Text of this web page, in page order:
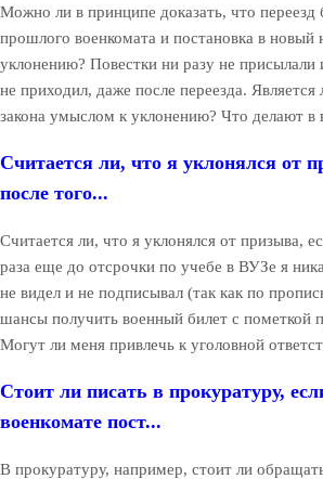
Можно ли в принципе доказать, что переезд
прошлого военкомата и постановка в новый
уклонению? Повестки ни разу не присылали
не приходил, даже после переезда. Является
закона умыслом к уклонению? Что делают в
Считается ли, что я уклонялся от
после того...
Считается ли, что я уклонялся от призыва,
раза еще до отсрочки по учебе в ВУЗе я
не видел и не подписывал (так как по
шансы получить военный билет с пометкой
Могут ли меня привлечь к уголовной
Стоит ли писать в прокуратуру,
военкомате пост...
В прокуратуру, например, стоит ли